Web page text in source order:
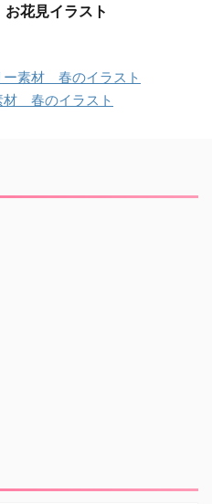
花見イラスト
ー素材 春のイラスト
材 春のイラスト